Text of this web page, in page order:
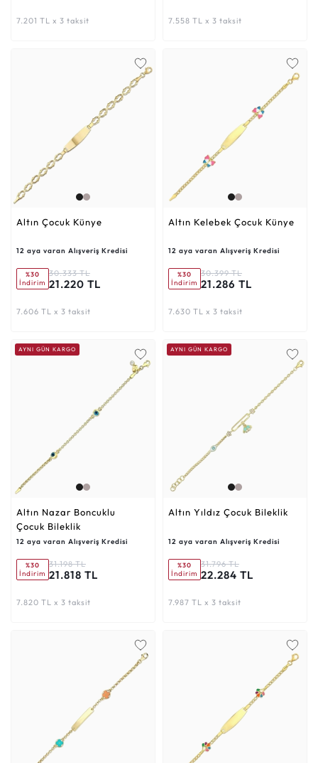
7.201 TL x 3 taksit 7.558 TL x 3 taksit
Altın Çocuk Künye
12 aya varan Alışveriş Kredisi
%30
İndirim
30.333 TL
21.220 TL
7.606 TL x 3 taksit
Altın Kelebek Çocuk Künye
12 aya varan Alışveriş Kredisi
%30
İndirim
30.399 TL
21.286 TL
7.630 TL x 3 taksit
AYNI GÜN KARGO
Altın Nazar Boncuklu
Çocuk Bileklik
12 aya varan Alışveriş Kredisi
%30
İndirim
31.198 TL
21.818 TL
7.820 TL x 3 taksit
AYNI GÜN KARGO
Altın Yıldız Çocuk Bileklik
12 aya varan Alışveriş Kredisi
%30
İndirim
31.796 TL
22.284 TL
7.987 TL x 3 taksit